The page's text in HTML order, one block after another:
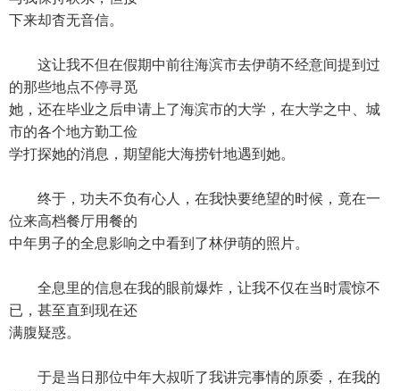
下来却杳无音信。
这让我不但在假期中前往海滨市去伊萌不经意间提到过
的那些地点不停寻觅
她，还在毕业之后申请上了海滨市的大学，在大学之中、城
市的各个地方勤工俭
学打探她的消息，期望能大海捞针地遇到她。
终于，功夫不负有心人，在我快要绝望的时候，竟在一
位来高档餐厅用餐的
中年男子的全息影响之中看到了林伊萌的照片。
全息里的信息在我的眼前爆炸，让我不仅在当时震惊不
已，甚至直到现在还
满腹疑惑。
于是当日那位中年大叔听了我讲完事情的原委，在我的